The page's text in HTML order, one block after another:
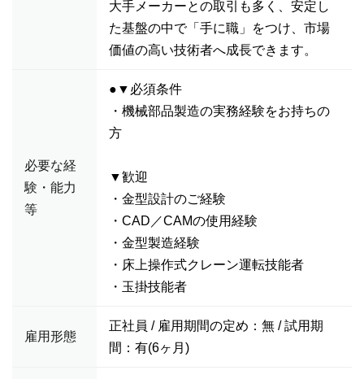
大手メーカーとの取引も多く、安定し
た基盤の中で「手に職」をつけ、市場
価値の高い技術者へ成長できます。
必要な経
験・能力
等
●▼必須条件
・機械部品製造の実務経験をお持ちの
方
▼歓迎
・金型設計のご経験
・CAD／CAMの使用経験
・金型製造経験
・床上操作式クレーン運転技能者
・玉掛技能者
雇用形態
正社員 / 雇用期間の定め：無 / 試用期
間：有(6ヶ月)